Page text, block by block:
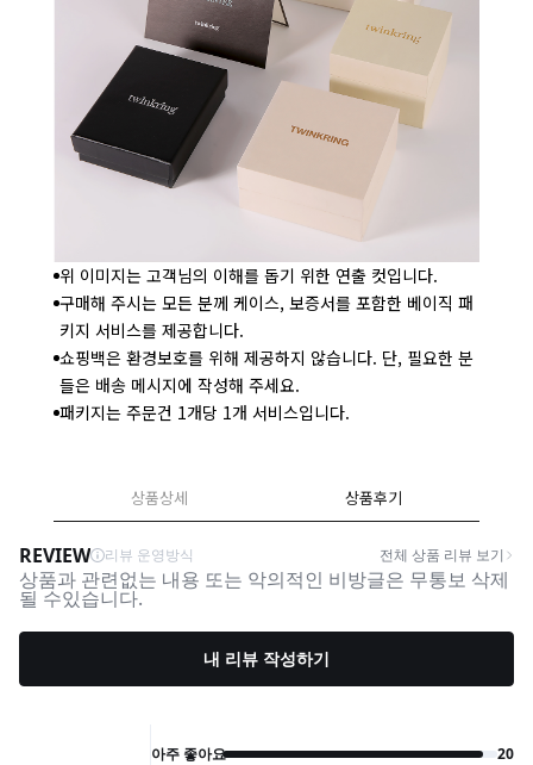
위 이미지는 고객님의 이해를 돕기 위한 연출 컷입니다.
구매해 주시는 모든 분께 케이스, 보증서를 포함한 베이직 패
키지 서비스를 제공합니다.
쇼핑백은 환경보호를 위해 제공하지 않습니다. 단, 필요한 분
들은 배송 메시지에 작성해 주세요.
패키지는 주문건 1개당 1개 서비스입니다.
상품상세 상품후기